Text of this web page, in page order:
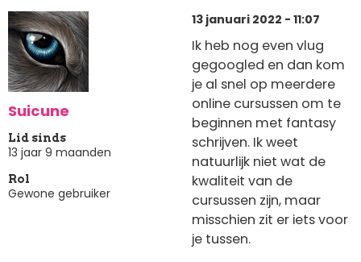
Suicune
Lid sinds
13 jaar 9 maanden
Rol
Gewone gebruiker
13 januari 2022 - 11:07
Ik heb nog even vlug
gegoogled en dan kom
je al snel op meerdere
online cursussen om te
beginnen met fantasy
schrijven. Ik weet
natuurlijk niet wat de
kwaliteit van de
cursussen zijn, maar
misschien zit er iets voor
je tussen.